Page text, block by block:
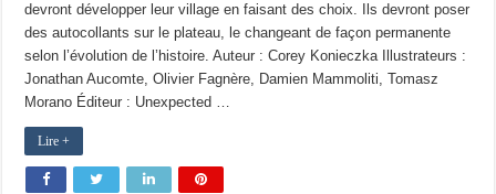
devront développer leur village en faisant des choix. Ils devront poser
des autocollants sur le plateau, le changeant de façon permanente
selon l’évolution de l’histoire. Auteur : Corey Konieczka Illustrateurs :
Jonathan Aucomte, Olivier Fagnère, Damien Mammoliti, Tomasz
Morano Éditeur : Unexpected …
Lire +